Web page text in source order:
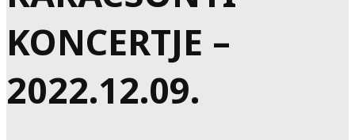
KONCERTJE –
2022.12.09.